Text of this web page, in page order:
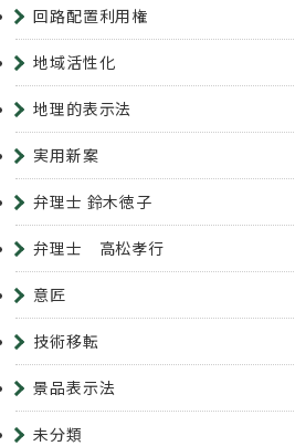
回路配置利用権
地域活性化
地理的表示法
実用新案
弁理士 鈴木徳子
弁理士 高松孝行
意匠
技術移転
景品表示法
未分類